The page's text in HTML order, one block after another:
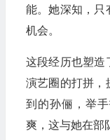
能。她深知，只
机会。
这段经历也塑造
演艺圈的打拼，
到的孙俪，举
爽，这与她在部